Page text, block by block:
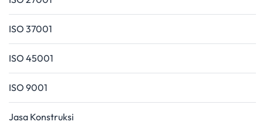
ISO 37001
ISO 45001
ISO 9001
Jasa Konstruksi